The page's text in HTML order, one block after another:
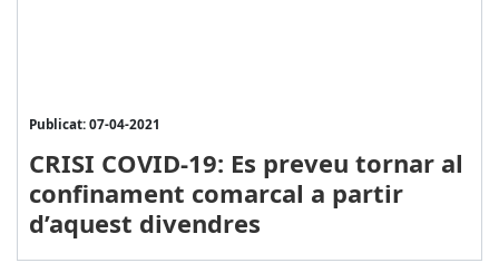
Publicat: 07-04-2021
CRISI COVID-19: Es preveu tornar al
confinament comarcal a partir
d’aquest divendres